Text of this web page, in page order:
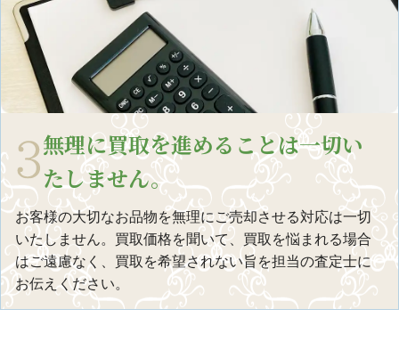
無理に買取を進めることは一切い
たしません。
お客様の大切なお品物を無理にご売却させる対応は一切
いたしません。買取価格を聞いて、買取を悩まれる場合
はご遠慮なく、買取を希望されない旨を担当の査定士に
お伝えください。